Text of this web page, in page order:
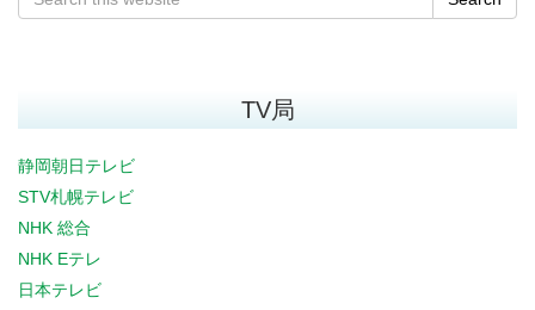
TV局
静岡朝日テレビ
STV札幌テレビ
NHK 総合
NHK Eテレ
日本テレビ